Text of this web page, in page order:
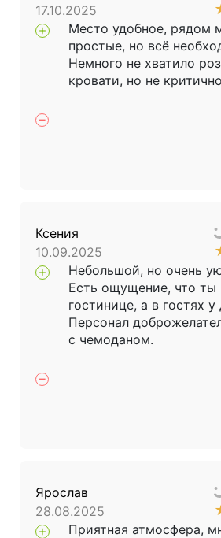
17.10.2025
Место удобное, рядом
простые, но всё
Немного не хватило
кровати, но не
Ксения
10.09.2025
Небольшой, но очень
Есть ощущение, что ты
гостинице, а в гостях у
Персонал
с чемоданом.
Ярослав
28.08.2025
Приятная атмосфера,